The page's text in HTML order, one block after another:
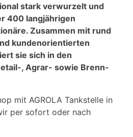
stark verwurzelt und
400 langjährigen
Zusammen mit rund
kundenorientierten
sie sich in den
, Agrar- sowie Brenn-
mit AGROLA Tankstelle in
per sofort oder nach